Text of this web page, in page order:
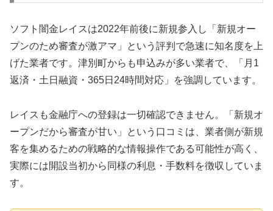
ソフト闇金レイスは2022年前後に新規参入し「新規オー
プンのため審査が激アマ」という評判で急速に知名度を上
げた業者です。津別町からも申込みが多い業者で、「月1
返済・土日融資・365日24時間対応」を強調しています。
レイスも金融庁への登録は一切確認できません。「新規オ
ープンだから審査が甘い」という口コミは、業者側が新規
客を集めるための戦略的な情報操作である可能性が高く、
実際には開設当初から同様の利息・手数料を徴収していま
す。